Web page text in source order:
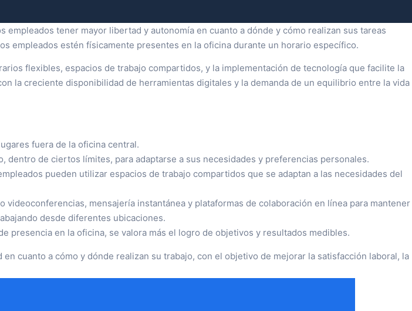
tener mayor libertad y autonomía en cuanto a dónde y cómo realizan sus tareas
empleados estén físicamente presentes en la oficina durante un horario específico.
flexibles, espacios de trabajo compartidos, y la implementación de tecnología que facilite la
la creciente disponibilidad de herramientas digitales y la demanda de un equilibrio entre la vida
fuera de la oficina central.
de ciertos límites, para adaptarse a sus necesidades y preferencias personales.
pueden utilizar espacios de trabajo compartidos que se adaptan a las necesidades del
videoconferencias, mensajería instantánea y plataformas de colaboración en línea para mantener
desde diferentes ubicaciones.
presencia en la oficina, se valora más el logro de objetivos y resultados medibles.
cuanto a cómo y dónde realizan su trabajo, con el objetivo de mejorar la satisfacción laboral, la